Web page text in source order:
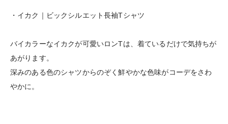
・イカク｜ビックシルエット長袖Tシャツ
バイカラーなイカクが可愛いロンTは、着ているだけで気持ちが
あがります。
深みのある色のシャツからのぞく鮮やかな色味がコーデをさわ
やかに。